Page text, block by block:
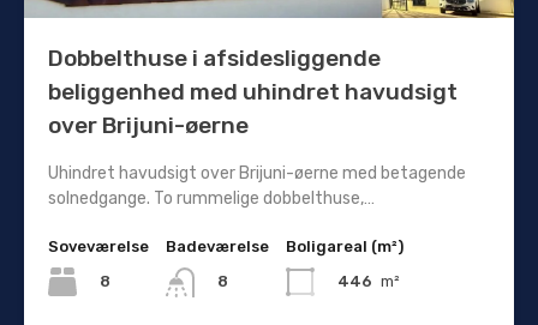
Dobbelthuse i afsidesliggende
beliggenhed med uhindret havudsigt
over Brijuni-øerne
Uhindret havudsigt over Brijuni-øerne med betagende
solnedgange. To rummelige dobbelthuse,…
Soveværelse
8
Badeværelse
8
Boligareal (m²)
446 m²